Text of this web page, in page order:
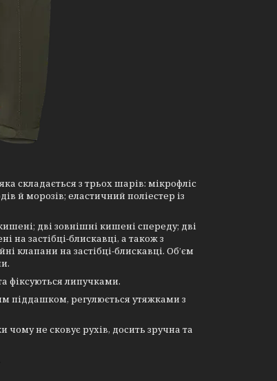
складається з трьох шарів: мікрофліс
й морозів; еластичний поліестер із
дві зовнішні кишені спереду; дві
на застібці-блискавці, а також з
клапани на застібці-блискавці. Об’єм
фіксуються липучками.
піддашком, регулюється утяжками з
не сковує рухів, досить зручна та